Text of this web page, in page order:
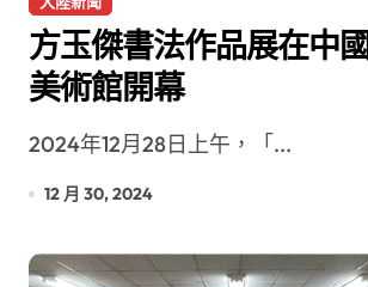
方玉傑書法作品展在中國
美術館開幕
2024年12月28日上午，「...
12 月 30, 2024